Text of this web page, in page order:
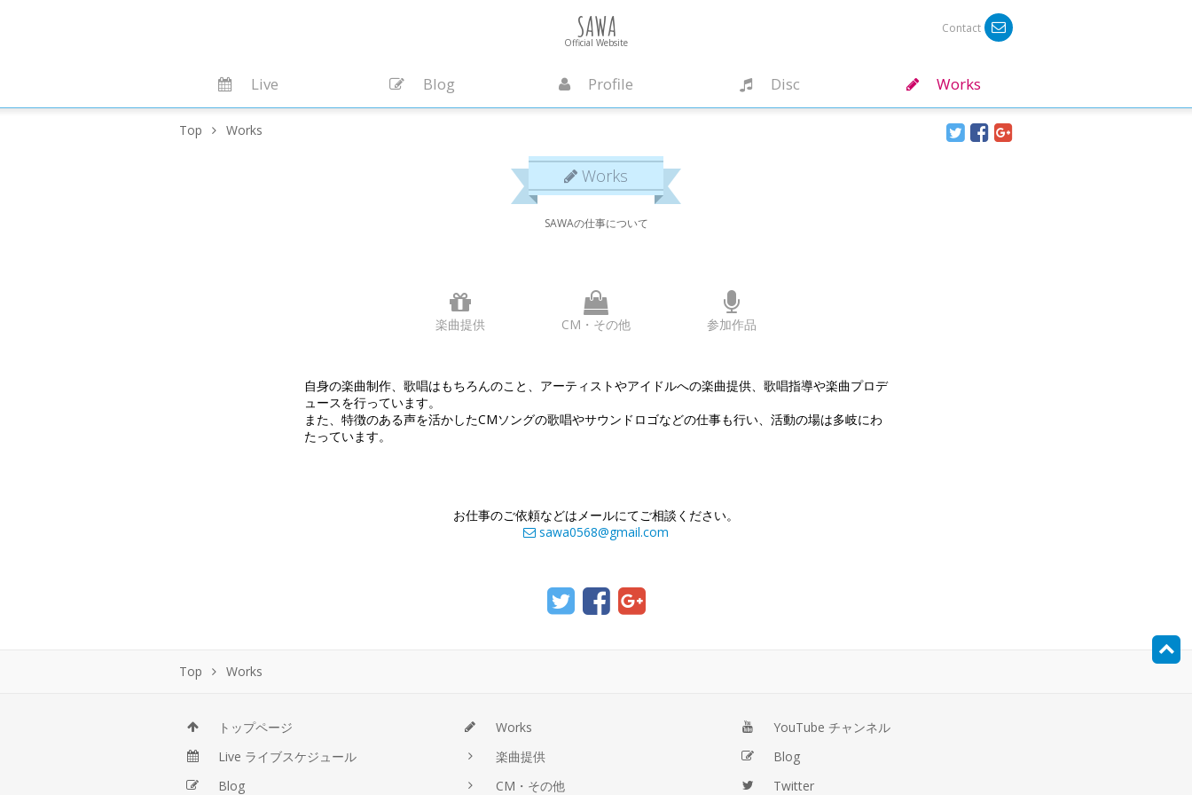
Contact
SAWA
Official Website
Live Blog Profile Disc Works
Top Works
Works
SAWAの仕事について
楽曲提供 CM・その他 参加作品
自身の楽曲制作、歌唱はもちろんのこと、アーティストやアイドルへの楽曲提供、歌唱指導や楽曲プロデ
ュースを行っています。
また、特徴のある声を活かしたCMソングの歌唱やサウンドロゴなどの仕事も行い、活動の場は多岐にわ
たっています。
お仕事のご依頼などはメールにてご相談ください。
sawa0568@gmail.com
Top Works
トップページ
Live ライブスケジュール
Blog
Works
楽曲提供
CM・その他
YouTube チャンネル
Blog
Twitter